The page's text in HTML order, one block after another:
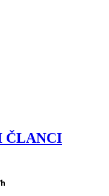
ČLANCI